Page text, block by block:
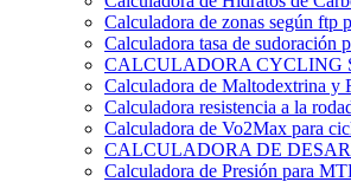
Calculadora de zonas según ftp
Calculadora tasa de sudoración
CALCULADORA CYCLING
Calculadora de Maltodextrina y
Calculadora resistencia a la
Calculadora de Vo2Max para
CALCULADORA DE
Calculadora de Presión para